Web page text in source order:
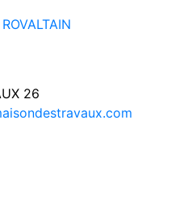
26